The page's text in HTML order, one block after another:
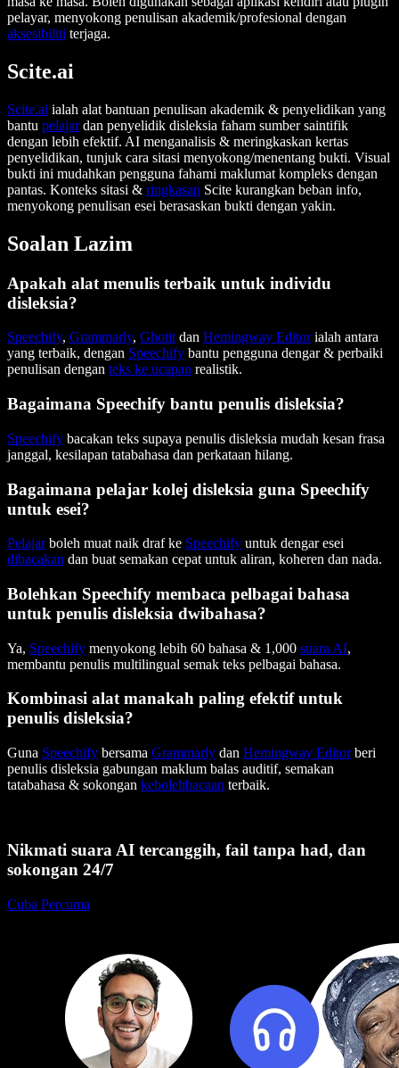
pelayar, menyokong penulisan akademik/profesional dengan
aksesibiliti terjaga.
Scite.ai
Scite.ai ialah alat bantuan penulisan akademik & penyelidikan yang
bantu pelajardan penyelidik disleksia faham sumber saintifik
dengan lebih efektif. AI menganalisis & meringkaskan kertas
penyelidikan, tunjuk cara sitasi menyokong/menentang bukti. Visual
bukti ini mudahkan pengguna fahami maklumat kompleks dengan
pantas. Konteks sitasi & ringkasan Scite kurangkan beban info,
menyokong penulisan esei berasaskan bukti dengan yakin.
Soalan Lazim
Apakah alat menulis terbaik untuk individu
disleksia?
Speechify, Grammarly, Ghotit dan Hemingway Editorialah antara
yang terbaik, dengan Speechify bantu pengguna dengar & perbaiki
penulisan dengan teks ke ucapan realistik.
Bagaimana Speechify bantu penulis disleksia?
Speechify bacakan teks supaya penulis disleksia mudah kesan frasa
janggal, kesilapan tatabahasa dan perkataan hilang.
Bagaimana pelajar kolej disleksia guna Speechify
untuk esei?
Pelajarboleh muat naik draf ke Speechify untuk dengar esei
dibacakan dan buat semakan cepat untuk aliran, koheren dan nada.
Bolehkan Speechify membaca pelbagai bahasa
untuk penulis disleksia dwibahasa?
Ya, Speechify menyokong lebih 60 bahasa & 1,000 suara AI,
membantu penulis multilingual semak teks pelbagai bahasa.
Kombinasi alat manakah paling efektif untuk
penulis disleksia?
Guna Speechify bersama Grammarly dan Hemingway Editorberi
penulis disleksia gabungan maklum balas auditif, semakan
tatabahasa & sokongan kebolehbacaan terbaik.
Nikmati suara AI tercanggih, fail tanpa had, dan
sokongan 24/7
Cuba Percuma